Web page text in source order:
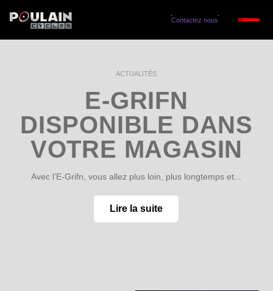
Contactez nous
ACTUALITÉS
E-GRIFN
DISPONIBLE DANS
VOTRE MAGASIN
Avec l’E-Grifn, vous allez plus loin, plus longtemps et...
Lire la suite